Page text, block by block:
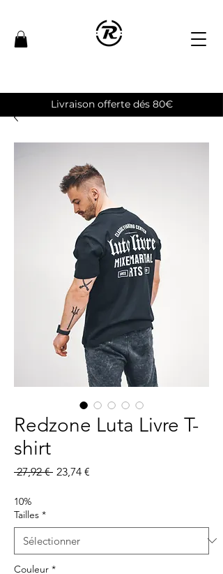
Livraison offerte dés 80€
Redzone Luta Livre T-
shirt
27,92 € Prix
23,74 €
10%
Tailles *
Couleur *